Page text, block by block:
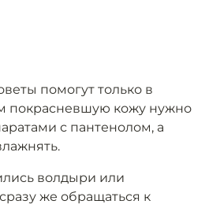
помогут только в
покрасневшую кожу нужно
с пантенолом, а
волдыри или
же обращаться к